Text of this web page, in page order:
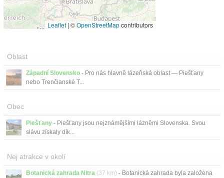
Leaflet | ©OpenStreetMapcontributors
Oblast
Západní Slovensko - Pro nás hlavně lázeňská oblast — Piešťany
nebo Trenčianské T...
Obec
Piešťany - Piešťany jsou nejznámějšími lázněmi Slovenska. Svou
slávu získaly dík...
Nej atrakce v okolí
Botanická zahrada Nitra (37 km) - Botanická zahrada byla založena